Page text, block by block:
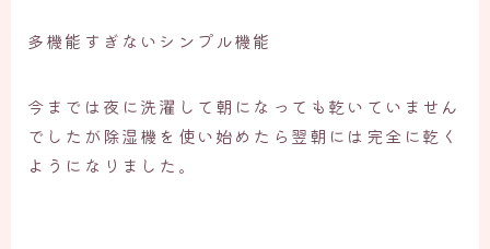
多機能すぎないシンプル機能
今までは夜に洗濯して朝になっても乾いていません
でしたが除湿機を使い始めたら翌朝には完全に乾く
ようになりました。